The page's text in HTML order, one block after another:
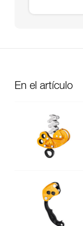
En el artículo